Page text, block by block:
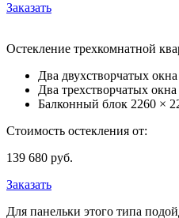
Заказать
Остекление трехкомнатной
Два двухстворчатых окна
Два трехстворчатых окна
Балконный блок 2260 ×
Стоимость остекления от:
139 680 руб.
Заказать
Для панельки этого типа